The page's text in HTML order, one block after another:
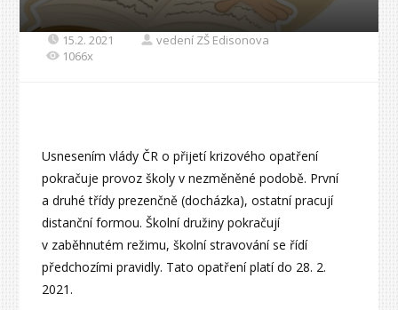
15.2. 2021
vedení ZŠ Edisonova
1066x
Usnesením vlády ČR o přijetí krizového opatření
pokračuje provoz školy v nezměněné podobě. První
a druhé třídy prezenčně (docházka), ostatní pracují
distanční formou. Školní družiny pokračují
v zaběhnutém režimu, školní stravování se řídí
předchozími pravidly. Tato opatření platí do 28. 2.
2021.